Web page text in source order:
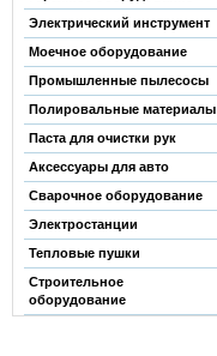
Электрический инструмент
Моечное оборудование
Промышленные пылесосы
Полировальные материалы
Паста для очистки рук
Аксессуары для авто
Сварочное оборудование
Электростанции
Тепловые пушки
Строительное
оборудование